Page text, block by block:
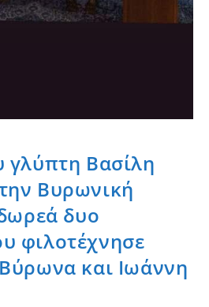
γλύπτη Βασίλη
Βυρωνική
δυο
φιλοτέχνησε
και Ιωάννη